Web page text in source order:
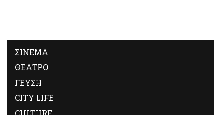
ΣΙΝΕΜΑ
ΘΕΑΤΡΟ
ΓΕΥΣΗ
CITY LIFE
CULTURE